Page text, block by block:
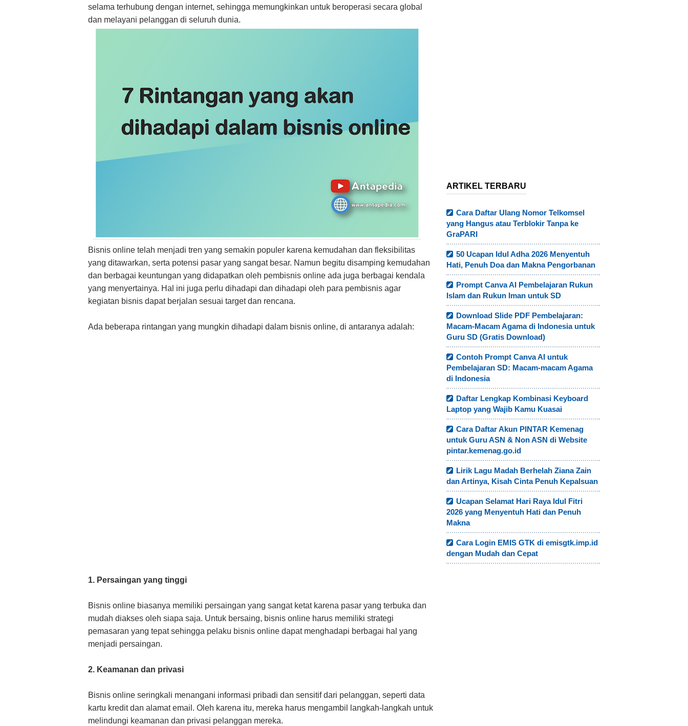
selama terhubung dengan internet, sehingga memungkinkan untuk beroperasi secara global
dan melayani pelanggan di seluruh dunia.
Bisnis online telah menjadi tren yang semakin populer karena kemudahan dan fleksibilitas
yang ditawarkan, serta potensi pasar yang sangat besar. Namun begitu disamping kemudahan
dan berbagai keuntungan yang didapatkan oleh pembisnis online ada juga berbagai kendala
yang menyertainya. Hal ini juga perlu dihadapi dan dihadapi oleh para pembisnis agar
kegiatan bisnis dapat berjalan sesuai target dan rencana.
Ada beberapa rintangan yang mungkin dihadapi dalam bisnis online, di antaranya adalah:
1. Persaingan yang tinggi
Bisnis online biasanya memiliki persaingan yang sangat ketat karena pasar yang terbuka dan
mudah diakses oleh siapa saja. Untuk bersaing, bisnis online harus memiliki strategi
pemasaran yang tepat sehingga pelaku bisnis online dapat menghadapi berbagai hal yang
menjadi persaingan.
2. Keamanan dan privasi
Bisnis online seringkali menangani informasi pribadi dan sensitif dari pelanggan, seperti data
kartu kredit dan alamat email. Oleh karena itu, mereka harus mengambil langkah-langkah untuk
melindungi keamanan dan privasi pelanggan mereka.
ARTIKEL TERBARU
Cara Daftar Ulang Nomor Telkomsel
yang Hangus atau Terblokir Tanpa ke
GraPARI
50 Ucapan Idul Adha 2026 Menyentuh
Hati, Penuh Doa dan Makna Pengorbanan
Prompt Canva AI Pembelajaran Rukun
Islam dan Rukun Iman untuk SD
Download Slide PDF Pembelajaran:
Macam-Macam Agama di Indonesia untuk
Guru SD (Gratis Download)
Contoh Prompt Canva AI untuk
Pembelajaran SD: Macam-macam Agama
di Indonesia
Daftar Lengkap Kombinasi Keyboard
Laptop yang Wajib Kamu Kuasai
Cara Daftar Akun PINTAR Kemenag
untuk Guru ASN & Non ASN di Website
pintar.kemenag.go.id
Lirik Lagu Madah Berhelah Ziana Zain
dan Artinya, Kisah Cinta Penuh Kepalsuan
Ucapan Selamat Hari Raya Idul Fitri
2026 yang Menyentuh Hati dan Penuh
Makna
Cara Login EMIS GTK di emisgtk.imp.id
dengan Mudah dan Cepat